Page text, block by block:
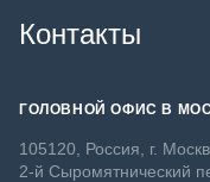
Контакты
ГОЛОВНОЙ ОФИС В
105120, Россия, г.
2-й Сыромятнический